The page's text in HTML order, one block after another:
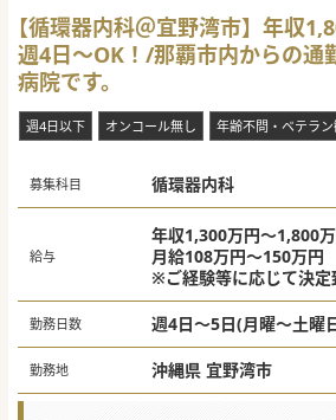
【循環器内科＠宜野湾市】年収
週4日～OK！/那覇市内からの通
病院です。
週4日以下 オンコール無し 年齢不問・ベテラン
募集科目 循環器内科
給与
年収1,300万円～1,800
月給108万円～150万円
※ご経験等に応じて決定
勤務日数 週4日～5日(月曜～土曜
勤務地 沖縄県 宜野湾市